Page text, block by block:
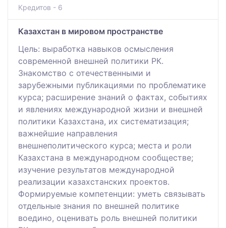
Кредитов - 6
Казахстан в мировом пространстве
Цель: выработка навыков осмысления
современной внешней политики РК.
Знакомство с отечественными и
зарубежными публикациями по проблематике
курса; расширение знаний о фактах, событиях
и явлениях международной жизни и внешней
политики Казахстана, их систематизация;
важнейшие направления
внешнеполитического курса; места и роли
Казахстана в международном сообществе;
изучение результатов международной
реализации казахстанских проектов.
Формируемые компетенции: уметь связывать
отдельные знания по внешней политике
воедино, оценивать роль внешней политики